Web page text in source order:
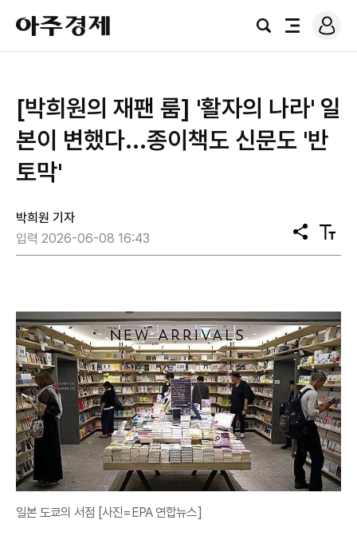
아
주
경
검
전
로
그
[박희원의 재팬 룸] '활자의 나라' 일
본이 변했다...종이책도 신문도 '반
토막'
박희원 기자
입력 2026-06-08 16:43
공
유
텍
스
일본 도쿄의 서점 [사진=EPA 연합뉴스]